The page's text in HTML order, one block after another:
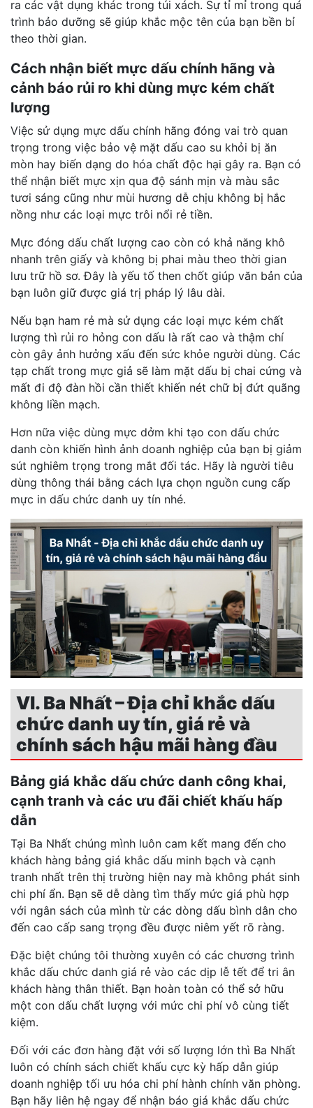
ra các vật dụng khác trong túi xách. Sự tỉ mỉ trong quá
trình bảo dưỡng sẽ giúp khắc mộc tên của bạn bền bỉ
theo thời gian.
Cách nhận biết mực dấu chính hãng và
cảnh báo rủi ro khi dùng mực kém chất
lượng
Việc sử dụng mực dấu chính hãng đóng vai trò quan
trọng trong việc bảo vệ mặt dấu cao su khỏi bị ăn
mòn hay biến dạng do hóa chất độc hại gây ra. Bạn có
thể nhận biết mực xịn qua độ sánh mịn và màu sắc
tươi sáng cũng như mùi hương dễ chịu không bị hắc
nồng như các loại mực trôi nổi rẻ tiền.
Mực đóng dấu chất lượng cao còn có khả năng khô
nhanh trên giấy và không bị phai màu theo thời gian
lưu trữ hồ sơ. Đây là yếu tố then chốt giúp văn bản của
bạn luôn giữ được giá trị pháp lý lâu dài.
Nếu bạn ham rẻ mà sử dụng các loại mực kém chất
lượng thì rủi ro hỏng con dấu là rất cao và thậm chí
còn gây ảnh hưởng xấu đến sức khỏe người dùng. Các
tạp chất trong mực giả sẽ làm mặt dấu bị chai cứng và
mất đi độ đàn hồi cần thiết khiến nét chữ bị đứt quãng
không liền mạch.
Hơn nữa việc dùng mực dởm khi tạo con dấu chức
danh còn khiến hình ảnh doanh nghiệp của bạn bị giảm
sút nghiêm trọng trong mắt đối tác. Hãy là người tiêu
dùng thông thái bằng cách lựa chọn nguồn cung cấp
mực in dấu chức danh uy tín nhé.
VI. Ba Nhất – Địa chỉ khắc dấu
chức danh uy tín, giá rẻ và
chính sách hậu mãi hàng đầu
Bảng giá khắc dấu chức danh công khai,
cạnh tranh và các ưu đãi chiết khấu hấp
dẫn
Tại Ba Nhất chúng mình luôn cam kết mang đến cho
khách hàng bảng giá khắc dấu minh bạch và cạnh
tranh nhất trên thị trường hiện nay mà không phát sinh
chi phí ẩn. Bạn sẽ dễ dàng tìm thấy mức giá phù hợp
với ngân sách của mình từ các dòng dấu bình dân cho
đến cao cấp sang trọng đều được niêm yết rõ ràng.
Đặc biệt chúng tôi thường xuyên có các chương trình
khắc dấu chức danh giá rẻ vào các dịp lễ tết để tri ân
khách hàng thân thiết. Bạn hoàn toàn có thể sở hữu
một con dấu chất lượng với mức chi phí vô cùng tiết
kiệm.
Đối với các đơn hàng đặt với số lượng lớn thì Ba Nhất
luôn có chính sách chiết khấu cực kỳ hấp dẫn giúp
doanh nghiệp tối ưu hóa chi phí hành chính văn phòng.
Bạn hãy liên hệ ngay để nhận báo giá khắc dấu chức